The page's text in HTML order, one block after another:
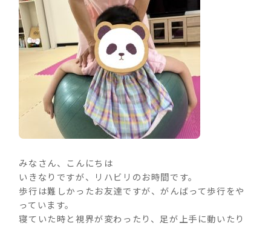
みなさん、こんにちは
いきなりですが、リハビリのお時間です。
歩行は難しかったお友達ですが、がんばって歩行をや
っています。
寝ていた時と視界が変わったり、足が上手に動いたり